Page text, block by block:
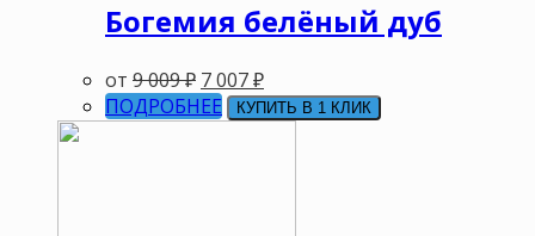
Богемия белёный дуб
от 9 009₽ 7 007₽
ПОДРОБНЕЕ
КУПИТЬ В 1 КЛИК